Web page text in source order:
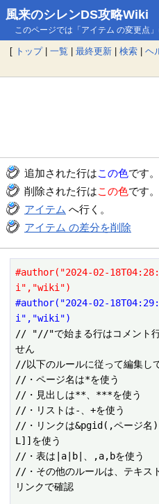
風来のシレンDS攻略Wiki
このページでは「アイテム の変更点
[ トップ| 一覧 | 最終更新 | 検索 | ヘ
追加された行はこの色です。
削除された行はこの色です。
アイテム へ行く。
アイテム の差分を削除
#author("2024-02-
i","wiki")
#author("2024-02-
i","wiki")
// "//"で始まる行はコメント行
せん
//以下のルールに従って編集し
//・ページ名は*を使う
//・見出しは**、***を使う
//・リストは-、+を使う
//・リンクは&pgid(,ページ名
L]]を使う
//・表は|a|b|、,a,bを使う
//・その他のルールは、テキス
リンクで確認